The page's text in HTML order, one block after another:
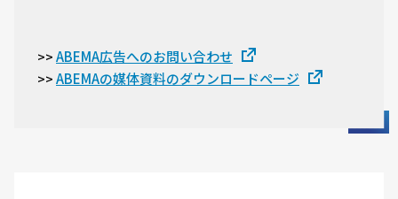
>> ABEMA広告へのお問い合わせ
>> ABEMAの媒体資料のダウンロードページ